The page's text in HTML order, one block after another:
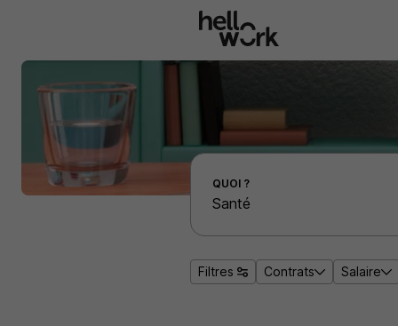
Effectuer une recherche d'emploi par localité
QUOI ?
Filtres Contrats Salaire